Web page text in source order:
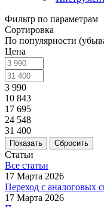
Фильтр по параметрам
Сортировка
По популярности
Цена
3 990
10 843
17 695
24 548
31 400
Сбросить
Статьи
Все статьи
17 Марта 2026
Переход с аналоговых
17 Марта 2026